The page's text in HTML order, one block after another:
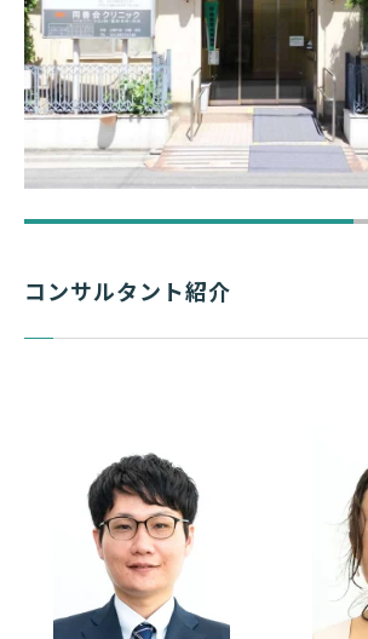
同善病院の改革～地域に寄り添う
スピタルを目指して～
コンサルタント紹介